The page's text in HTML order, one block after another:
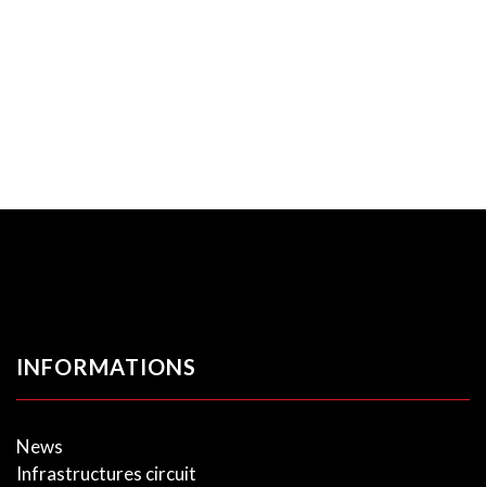
INFORMATIONS
News
Infrastructures circuit